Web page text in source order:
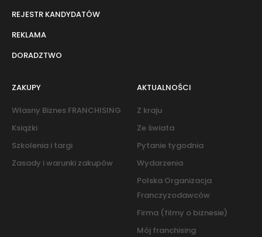
REJESTR KANDYDATÓW
REKLAMA
DORADZTWO
ZAKUPY
Własny Biznes FRANCHISING
Książki
Szkolenia i targi
Zasady i warunki zakupów
AKTUALNOŚCI
Z kraju
Ze świata
Pytanie tygodnia
Wydarzenia
Polska Organizacja
Franczyzodawców
Firma (filmy o biznesie)
Mój franchising